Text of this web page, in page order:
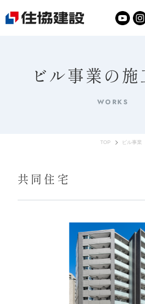
ビル事業の施
WORKS
TOP ビル事業
共同住宅